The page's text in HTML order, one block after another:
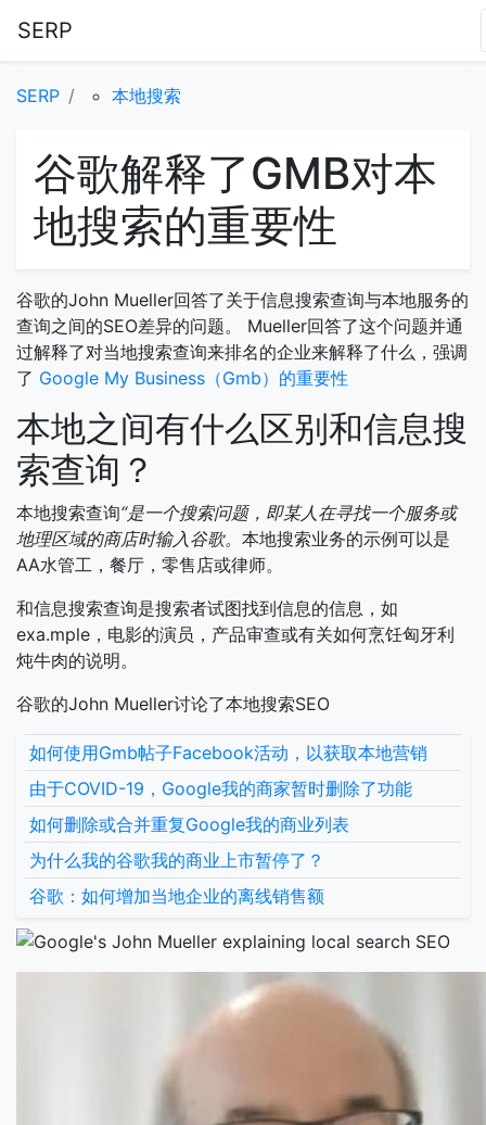
SERP
SERP 本地搜索
谷歌解释了GMB对本
地搜索的重要性
谷歌的John Mueller回答了关于信息搜索查询与本地服务的
查询之间的SEO差异的问题。 Mueller回答了这个问题并通
过解释了对当地搜索查询来排名的企业来解释了什么，强调
了 Google My Business（Gmb）的重要性
本地之间有什么区别和信息搜
索查询？
本地搜索查询“是一个搜索问题，即某人在寻找一个服务或
地理区域的商店时输入谷歌。 本地搜索业务的示例可以是
AA水管工，餐厅，零售店或律师。
和信息搜索查询是搜索者试图找到信息的信息，如
exa.mple，电影的演员，产品审查或有关如何烹饪匈牙利
炖牛肉的说明。
谷歌的John Mueller讨论了本地搜索SEO
如何使用Gmb帖子Facebook活动，以获取本地营销
由于COVID-19，Google我的商家暂时删除了功能
如何删除或合并重复Google我的商业列表
为什么我的谷歌我的商业上市暂停了？
谷歌：如何增加当地企业的离线销售额